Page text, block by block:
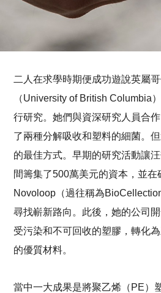
二人在求學時期便成功遊說英屬
（University of British Columbia
行研究。她們與資深研究人員合
了兩種分解吸收和塑料的細菌。
的最佳方式。早期的研究活動讓
間籌集了500萬美元的資本，並在
Novoloop（過往稱為
尋找嶄新路向。此後，她的公司
受污染和不可回收的塑膠，轉化
的優質材料。
當中一大成果是將聚乙烯（PE）